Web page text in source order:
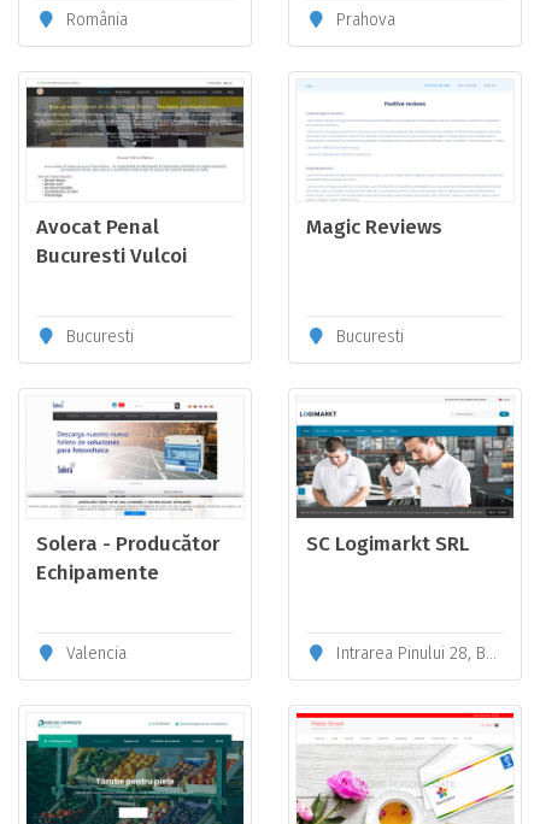
România Prahova
Avocat Penal
Bucuresti Vulcoi
Bucuresti
Magic Reviews
Bucuresti
Solera - Producător
Echipamente
de Calitate.
Valencia
SC Logimarkt SRL
Intrarea Pinului 28, Bucureşti 060564